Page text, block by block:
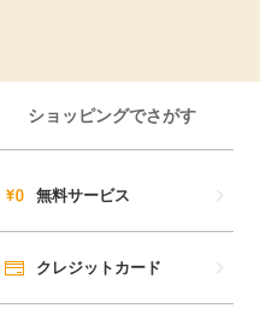
ショッピングでさがす
無料サービス
クレジットカード